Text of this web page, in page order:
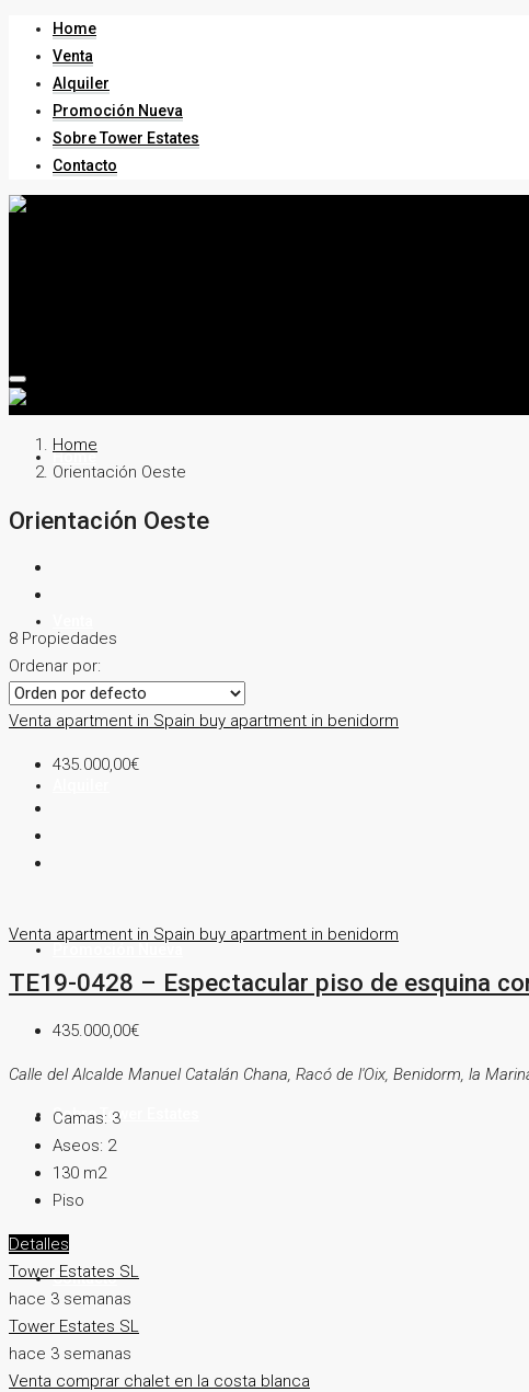
Home
Venta
Alquiler
Promoción Nueva
Sobre Tower Estates
Contacto
Home
Sobre Tower Estates
Contacto
Home
Orientación Oeste
Orientación Oeste
8 Propiedades
Ordenar por:
Venta apartment in Spain buy apartment in benidorm
435.000,00€
Venta apartment in Spain buy apartment in benidorm
TE19-0428 – Espectacular piso de esquina
435.000,00€
Calle del Alcalde Manuel Catalán Chana, Racó de l'Oix, Benidorm, la
Camas: 3
Aseos: 2
130 m2
Piso
Detalles
Tower Estates SL
hace 3 semanas
Tower Estates SL
hace 3 semanas
Venta comprar chalet en la costa blanca